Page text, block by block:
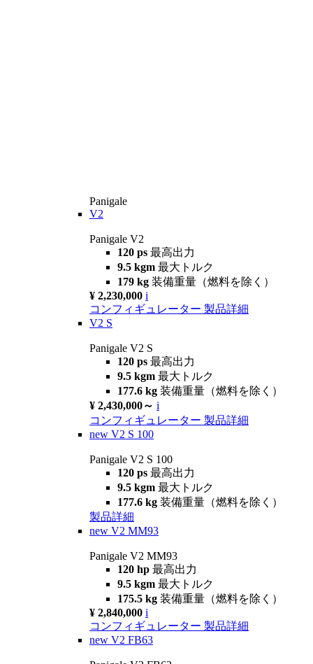
Panigale
V2
Panigale V2
120 ps 最高出力
9.5 kgm 最大トルク
179 kg 装備重量（燃料を除く）
¥ 2,230,000 i
コンフィギュレーター 製品詳細
V2 S
Panigale V2 S
120 ps 最高出力
9.5 kgm 最大トルク
177.6 kg 装備重量（燃料を除く）
¥ 2,430,000～ i
コンフィギュレーター 製品詳細
new V2 S 100
Panigale V2 S 100
120 ps 最高出力
9.5 kgm 最大トルク
177.6 kg 装備重量（燃料を除く）
製品詳細
new V2 MM93
Panigale V2 MM93
120 hp 最高出力
9.5 kgm 最大トルク
175.5 kg 装備重量（燃料を除く）
¥ 2,840,000 i
コンフィギュレーター 製品詳細
new V2 FB63